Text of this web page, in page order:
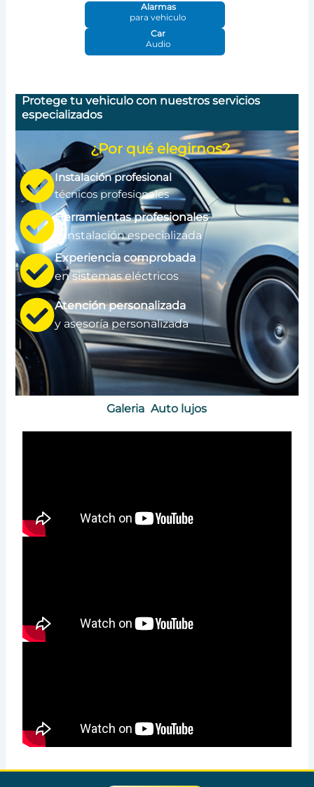
Alarmas
para vehiculo
Car
Audio
Protege tu vehiculo con nuestros servicios
especializados
¿Por qué elegirnos?
Instalación profesional
técnicos profesionales
Herramientas profesionales
e instalación especializada
Experiencia comprobada
en sistemas eléctricos
Atención personalizada
y asesoría personalizada
Galeria Auto lujos